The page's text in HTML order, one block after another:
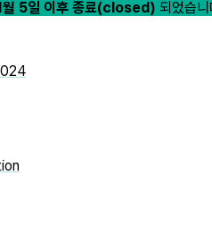
5일 이후 종료(closed) 되었습